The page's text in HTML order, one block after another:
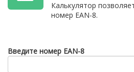
Калькулятор
номер EAN-8.
Введите номер EAN-8